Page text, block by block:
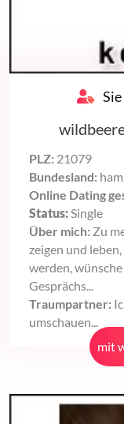
PLZ: 21079
Bundesland:
Online Dating
Status:Single
Über mich: Zu
zeigen und
werden,
Gesprächs...
Traumpartner:
umschauen...
mit